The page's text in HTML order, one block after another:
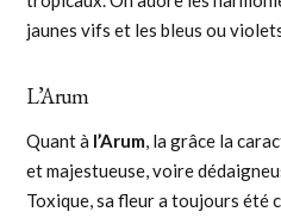
jaunes vifs et les bleus ou
L’Arum
Quant à l’Arum, la grâce la
et majestueuse, voire
Toxique, sa fleur a toujours été